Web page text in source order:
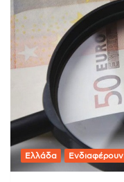
Ελλάδα Ενδιαφέρουν